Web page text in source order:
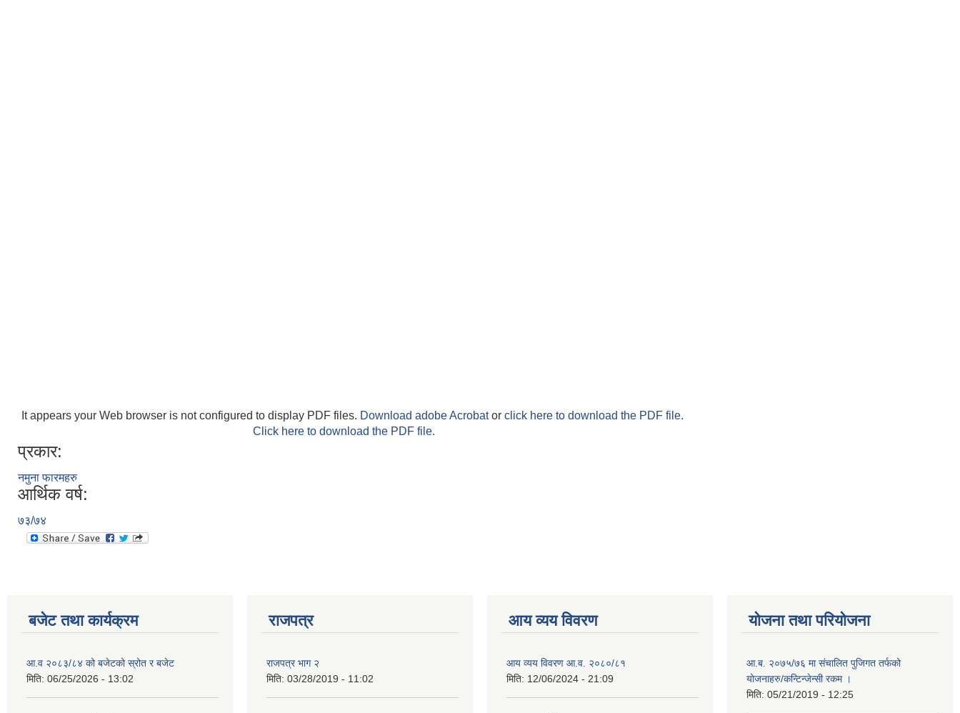
It appears your Web browser is not configured to display PDF files. Download adobe Acrobator click here to download the PDF file.
Click here to download the PDF file.
प्रकार:
नमुना फारमहरु
आर्थिक वर्ष:
७३/७४
बजेट तथा कार्यक्रम
आ.व २०८३/८४ को बजेटको स्रोत र बजेट
मिति: 06/25/2026 - 13:02
राजपत्र
राजपत्र भाग २
मिति: 03/28/2019 - 11:02
आय व्यय विवरण
आय व्यय विवरण आ.व. २०८०/८१
मिति: 12/06/2024 - 21:09
योजना तथा परियोजना
आ.ब. २०७५/७६ मा संचालित पुजिगत तर्फको
योजनाहरु/कन्टिन्जेन्सी रकम ।
मिति: 05/21/2019 - 12:25